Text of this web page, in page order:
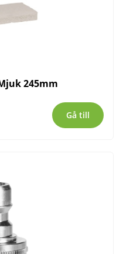
245mm
Gå till